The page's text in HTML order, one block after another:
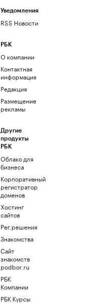
Уведомления
RSS Новости
РБК
О компании
Контактная
информация
Редакция
Размещение
рекламы
Другие
продукты
РБК
Облако для
бизнеса
Корпоративный
регистратор
доменов
Хостинг
сайтов
Рег.решения
Знакомства
Сайт
знакомств
podbor.ru
РБК
Компании
РБК Курсы